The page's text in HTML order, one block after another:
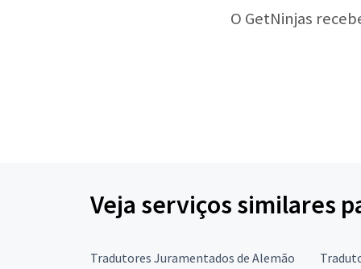
O GetNinjas
Veja serviços similares
Tradutores Juramentados de Alemão